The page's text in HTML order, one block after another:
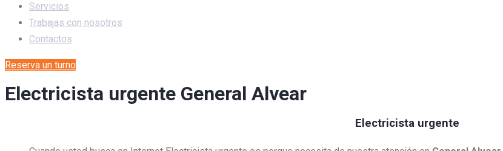
Servicios
Trabajas con nosotros
Contactos
Reserva un turno
Electricista urgente General Alvear
Electricista urgente